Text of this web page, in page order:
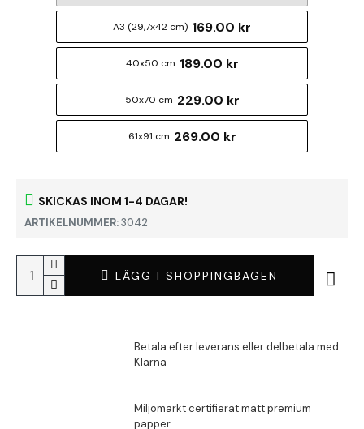
SKICKAS INOM 1-4 DAGAR!
ARTIKELNUMMER:3042
A3 (29,7x42 cm) 169.00 kr
40x50 cm 189.00 kr
50x70 cm 229.00 kr
61x91 cm 269.00 kr
LÄGG I SHOPPINGBAGEN